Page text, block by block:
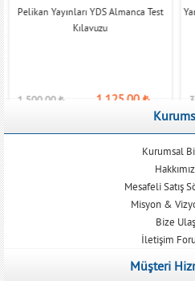
Pelikan Yayınları YDS Almanca Test
Kılavuzu
1.500,00₺ 1.125,00₺
Kurumsal
Mesafeli Satış
Misyon &
Bize
İletişim
Müşteri